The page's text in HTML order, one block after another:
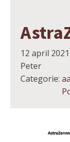
12 april 2021
Peter
Categorie: